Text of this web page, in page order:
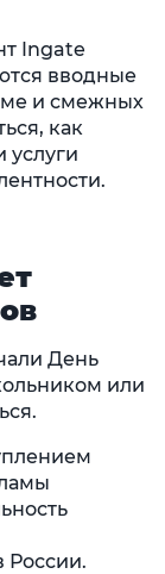
Ingate
вводные
и смежных
как
услуги
День
или
России.